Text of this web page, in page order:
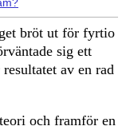
bröt ut för fyrtio
sig ett
av en rad
och framför en